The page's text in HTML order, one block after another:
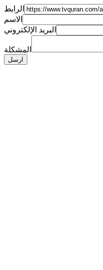
الرابط
الاسم
البريد الإلكتروني
المشكلة
ارسل